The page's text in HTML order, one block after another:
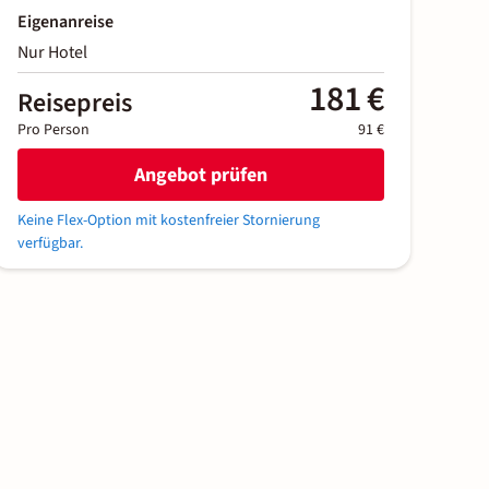
Eigenanreise
Nur Hotel
Reisepreis 181 €
Pro Person 91 €
Angebot prüfen
Keine Flex-Option mit kostenfreier Stornierung
verfügbar.